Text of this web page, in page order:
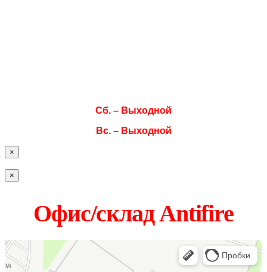
Сб. – Выходной
Вс. – Выходной
×
×
Офис/склад Antifire